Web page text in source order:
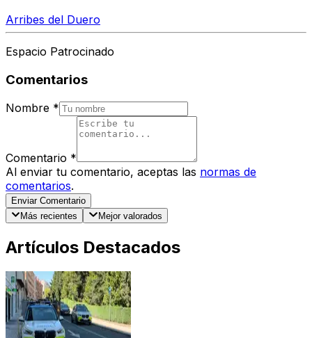
Arribes del Duero
Espacio Patrocinado
Comentarios
Nombre *
Comentario *
Al enviar tu comentario, aceptas las normas de
comentarios.
Enviar Comentario
Más recientes
Mejor valorados
Artículos Destacados